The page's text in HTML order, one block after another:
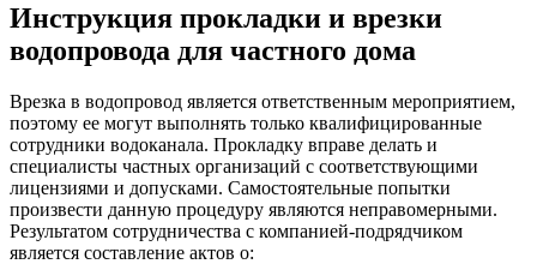
Инструкция прокладки и врезки
водопровода для частного дома
Врезка в водопровод является ответственным мероприятием,
поэтому ее могут выполнять только квалифицированные
сотрудники водоканала. Прокладку вправе делать и
специалисты частных организаций с соответствующими
лицензиями и допусками. Самостоятельные попытки
произвести данную процедуру являются неправомерными.
Результатом сотрудничества с компанией-подрядчиком
является составление актов о: